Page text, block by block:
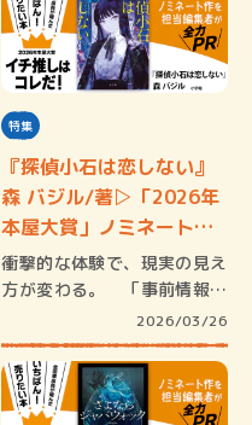
特集
『探偵小石は恋しない』
森 バジル/著▷「2026年
本屋大賞」ノミネート…
衝撃的な体験で、現実の見え
方が変わる。 「事前情報な
2026/03/26